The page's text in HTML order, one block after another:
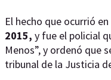
El hecho que ocurrió
2015, y fue el policial
Menos”, y ordenó que
tribunal de la Justicia